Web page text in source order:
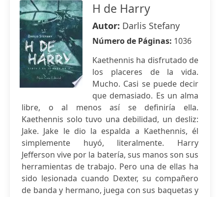
H de Harry
Autor: Darlis Stefany
Número de Páginas: 1036
Kaethennis ha disfrutado de
los placeres de la vida.
Mucho. Casi se puede decir
que demasiado. Es un alma
libre, o al menos así se definiría ella.
Kaethennis solo tuvo una debilidad, un desliz:
Jake. Jake le dio la espalda a Kaethennis, él
simplemente huyó, literalmente. Harry
Jefferson vive por la batería, sus manos son sus
herramientas de trabajo. Pero una de ellas ha
sido lesionada cuando Dexter, su compañero
de banda y hermano, juega con sus baquetas y